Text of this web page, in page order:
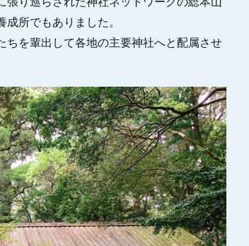
所でもありました。
を輩出して各地の主要神社へと配属させ